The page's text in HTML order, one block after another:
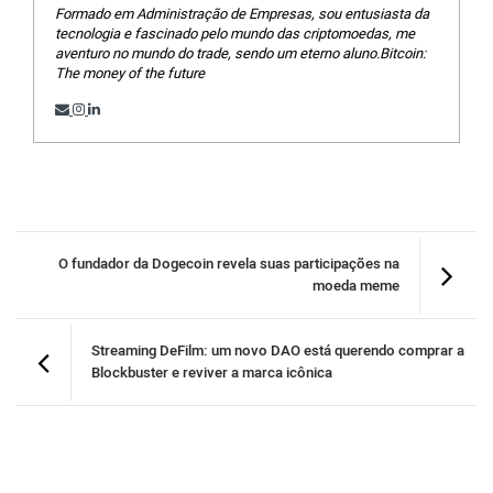
Formado em Administração de Empresas, sou entusiasta da
tecnologia e fascinado pelo mundo das criptomoedas, me
aventuro no mundo do trade, sendo um eterno aluno.Bitcoin:
The money of the future
O fundador da Dogecoin revela suas participações na
moeda meme
Streaming DeFilm: um novo DAO está querendo comprar a
Blockbuster e reviver a marca icônica